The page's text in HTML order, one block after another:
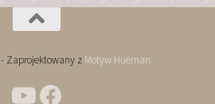
- Zaprojektowany z Motyw Hueman